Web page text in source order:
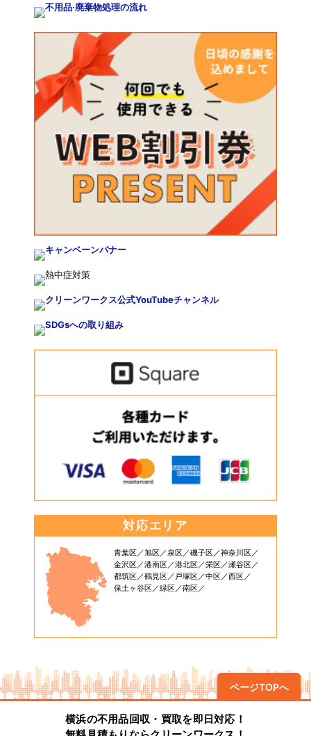
対応エリア
青葉区 旭区 泉区 磯子区
神奈川区
金沢区
港南区 港北区 栄区
瀬谷区
都筑区
鶴見区 戸塚区 中区
西区
保土ヶ谷区
緑区 南区
ページTOPへ
横浜の不用品回収・買取を即日対応！